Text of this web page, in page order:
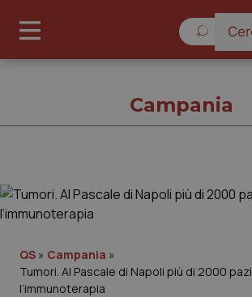
Governo e Parlamento
Campania
QS » Campania »
Tumori. Al Pascale di Napoli più di 2000
l’immunoterapia